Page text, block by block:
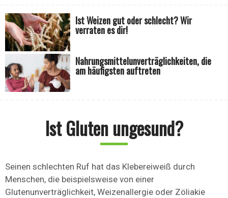
Ist Weizen gut oder schlecht? Wir
verraten es dir!
Nahrungsmittelunverträglichkeiten, die
am häufigsten auftreten
Ist Gluten ungesund?
Seinen schlechten Ruf hat das Klebereiweiß durch
Menschen, die beispielsweise von einer
Glutenunverträglichkeit, Weizenallergie oder Zöliakie